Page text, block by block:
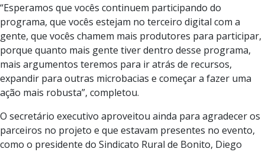
“Esperamos que vocês continuem participando do
programa, que vocês estejam no terceiro digital com a
gente, que vocês chamem mais produtores para participar,
porque quanto mais gente tiver dentro desse programa,
mais argumentos teremos para ir atrás de recursos,
expandir para outras microbacias e começar a fazer uma
ação mais robusta”, completou.
O secretário executivo aproveitou ainda para agradecer os
parceiros no projeto e que estavam presentes no evento,
como o presidente do Sindicato Rural de Bonito, Diego